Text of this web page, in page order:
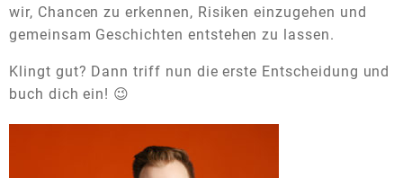
wir, Chancen zu erkennen, Risiken einzugehen und
gemeinsam Geschichten entstehen zu lassen.
Klingt gut? Dann triff nun die erste Entscheidung und
buch dich ein! 😉